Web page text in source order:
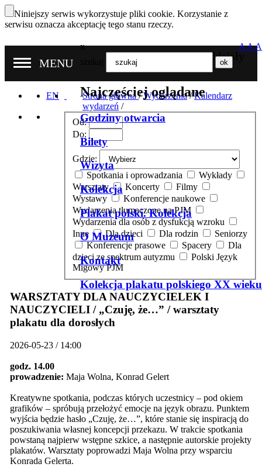
Niniejszy serwis wykorzystuje pliki cookie. Korzystanie z
serwisu oznacza akceptację tego stanu rzeczy.
Nasze oddziały
MENU
x
Najczęściej oglądane
Godziny otwarcia
Bilety
Wizyta
Kolekcja
Plakat polski. Kolekcja
O Muzeum
Kontakt
Kolekcja plakatu polskiego XX wieku
AAA
EN Strona główna/ Wydarzenia/Kalendarz
wydarzeń /
Od:
Do:
Gdzie:
Spotkania i oprowadzania
Wykłady
Warsztaty
Koncerty
Filmy
Wystawy
Konferencje naukowe
Wydarzenia tłumaczone na PJM
Wydarzenia dla osób z dysfukcją wzroku
Inne
Dla dzieci Dla rodzin
Seniorzy
Konferencje prasowe
Spacery
dzieci ze spektrum autyzmu
Migowy PJM
WARSZTATY DLA NAUCZYCIELEK I
NAUCZYCIELI / „Czuję, że…” / warsztaty
plakatu dla dorosłych
2026-05-23 / 14:00
godz. 14.00
prowadzenie: Maja Wolna, Konrad Gelert
Kreatywne spotkania, podczas których uczestnicy – pod okiem
grafików – spróbują przełożyć emocje na język obrazu. Punktem
wyjścia będzie hasło „Czuję, że…”, które stanie się inspiracją do
poszukiwania własnej koncepcji przekazu. W trakcie spotkania
powstaną najpierw wstępne szkice, a następnie autorskie projekty
plakatów. Warsztaty poprowadzi Maja Wolna przy wsparciu
Konrada Gelerta.